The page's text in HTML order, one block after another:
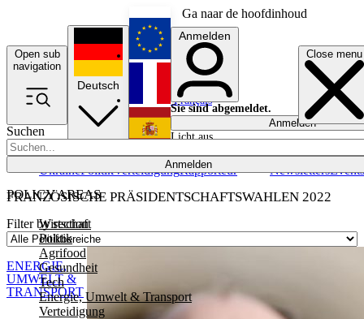
Ga naar de hoofdinhoud
Open sub
navigation
Close menu
Suchen
Anmelden
POLICY AREAS
Wirtschaft
Politik
Agrifood
Gesundheit
Tech
Energie, Umwelt & Transport
Verteidigung
UkrainePolitikVerteidigungRapporteur NewslettersEvents
Deutsch
English
Français
Anmelden
Sie sind abgemeldet.
Anmelden
Licht aus
FRANZÖSISCHE PRÄSIDENTSCHAFTSWAHLEN 2022
Filter by section
ENERGIE,
UMWELT &
TRANSPORT